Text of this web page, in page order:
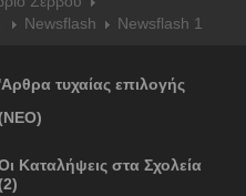
Newsflash Newsflash 1
τυχαίας επιλογής
Καταλήψεις στα Σχολεία